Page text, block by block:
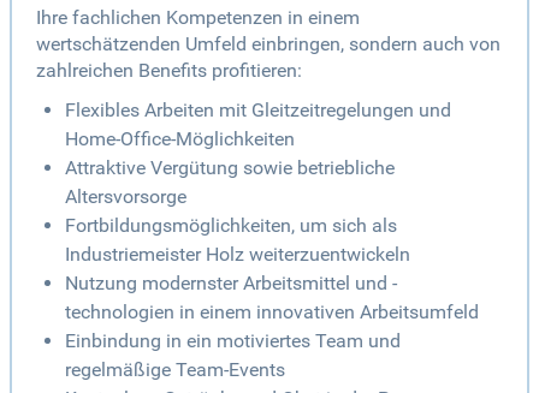
Ihre fachlichen Kompetenzen in einem
wertschätzenden Umfeld einbringen, sondern auch von
zahlreichen Benefits profitieren:
Flexibles Arbeiten mit Gleitzeitregelungen und
Home-Office-Möglichkeiten
Attraktive Vergütung sowie betriebliche
Altersvorsorge
Fortbildungsmöglichkeiten, um sich als
Industriemeister Holz weiterzuentwickeln
Nutzung modernster Arbeitsmittel und -
technologien in einem innovativen Arbeitsumfeld
Einbindung in ein motiviertes Team und
regelmäßige Team-Events